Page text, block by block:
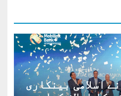
اسلامی بینکاری